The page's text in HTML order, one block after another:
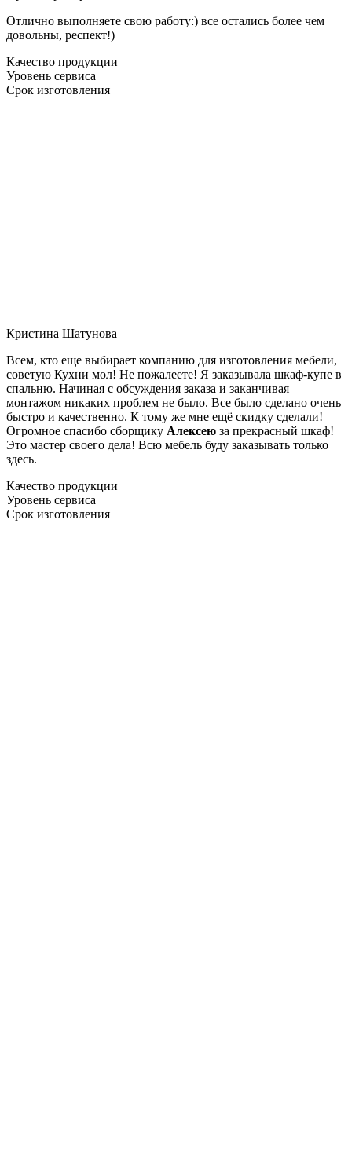
Отлично выполняете свою работу:) все остались более чем
довольны, респект!)
Качество продукции
Уровень сервиса
Срок изготовления
Кристина Шатунова
Всем, кто еще выбирает компанию для изготовления мебели,
советую Кухни мол! Не пожалеете! Я заказывала шкаф-купе в
спальню. Начиная с обсуждения заказа и заканчивая
монтажом никаких проблем не было. Все было сделано очень
быстро и качественно. К тому же мне ещё скидку сделали!
Огромное спасибо сборщику Алексею за прекрасный шкаф!
Это мастер своего дела! Всю мебель буду заказывать только
здесь.
Качество продукции
Уровень сервиса
Срок изготовления